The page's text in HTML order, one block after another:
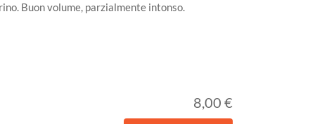
Buon volume, parzialmente intonso.
8,00 €